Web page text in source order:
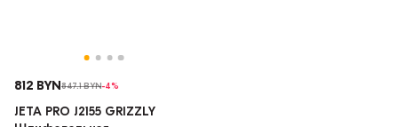
812 BYN847.1 BYN-4%
JETA PRO J2155 GRIZZLY